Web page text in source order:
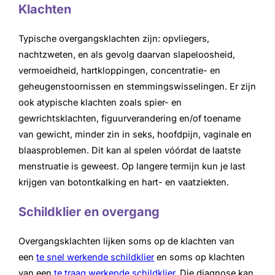
Klachten
Typische overgangsklachten zijn: opvliegers,
nachtzweten, en als gevolg daarvan slapeloosheid,
vermoeidheid, hartkloppingen, concentratie- en
geheugenstoornissen en stemmingswisselingen. Er zijn
ook atypische klachten zoals spier- en
gewrichtsklachten, figuurverandering en/of toename
van gewicht, minder zin in seks, hoofdpijn, vaginale en
blaasproblemen. Dit kan al spelen vóórdat de laatste
menstruatie is geweest. Op langere termijn kun je last
krijgen van botontkalking en hart- en vaatziekten.
Schildklier en overgang
Overgangsklachten lijken soms op de klachten van
eente snel werkende schildklieren soms op klachten